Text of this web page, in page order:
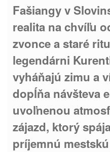
Fašiangy v
realita na chvíľu
zvonce a staré
legendárni
vyháňajú zimu a
dopĺňa návšteva
uvoľnenou
zájazd, ktorý
príjemnú